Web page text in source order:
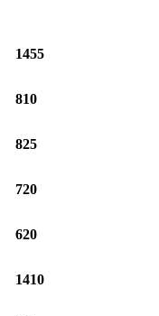
1455
810
825
720
620
1410